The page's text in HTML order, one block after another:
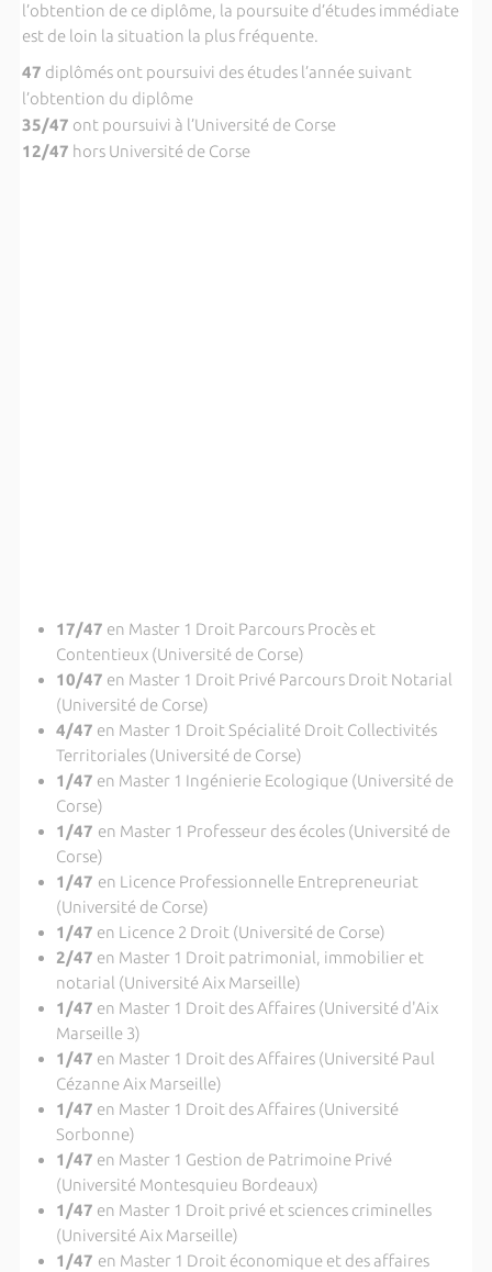
l’obtention de ce diplôme, la poursuite d’études immédiate
est de loin la situation la plus fréquente.
47 diplômés ont poursuivi des études l’année suivant
l’obtention du diplôme
35/47 ont poursuivi à l’Université de Corse
12/47 hors Université de Corse
17/47 en Master 1 Droit Parcours Procès et
Contentieux (Université de Corse)
10/47 en Master 1 Droit Privé Parcours Droit Notarial
(Université de Corse)
4/47 en Master 1 Droit Spécialité Droit Collectivités
Territoriales (Université de Corse)
1/47 en Master 1 Ingénierie Ecologique (Université de
Corse)
1/47 en Master 1 Professeur des écoles (Université de
Corse)
1/47 en Licence Professionnelle Entrepreneuriat
(Université de Corse)
1/47 en Licence 2 Droit (Université de Corse)
2/47 en Master 1 Droit patrimonial, immobilier et
notarial (Université Aix Marseille)
1/47 en Master 1 Droit des Affaires (Université d'Aix
Marseille 3)
1/47 en Master 1 Droit des Affaires (Université Paul
Cézanne Aix Marseille)
1/47 en Master 1 Droit des Affaires (Université
Sorbonne)
1/47 en Master 1 Gestion de Patrimoine Privé
(Université Montesquieu Bordeaux)
1/47 en Master 1 Droit privé et sciences criminelles
(Université Aix Marseille)
1/47 en Master 1 Droit économique et des affaires